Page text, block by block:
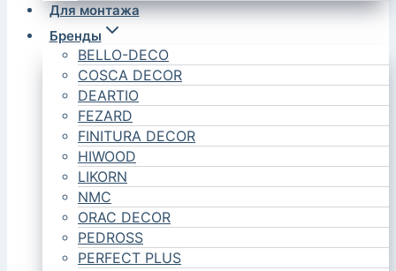
Для монтажа
Бренды
BELLO-DECO
COSCA DECOR
DEARTIO
FEZARD
FINITURA DECOR
HIWOOD
LIKORN
NMC
ORAC DECOR
PEDROSS
PERFECT PLUS